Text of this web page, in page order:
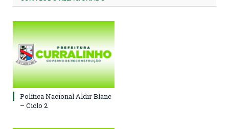
Política Nacional Aldir Blanc
– Ciclo 2